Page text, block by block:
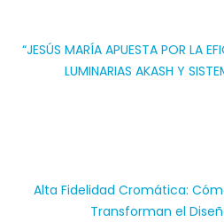
“JESÚS MARÍA APUESTA POR LA
LUMINARIAS AKASH Y
Alta Fidelidad Cromática:
Transforman el